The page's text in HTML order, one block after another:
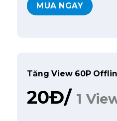
MUA NGAY
Tăng View 60P
20Đ/ 1